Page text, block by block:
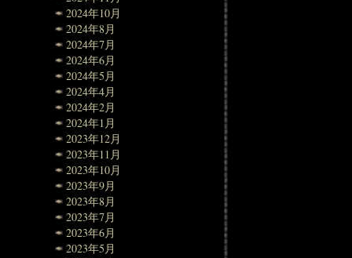
2024年10月
2024年8月
2024年7月
2024年6月
2024年5月
2024年4月
2024年2月
2024年1月
2023年12月
2023年11月
2023年10月
2023年9月
2023年8月
2023年7月
2023年6月
2023年5月